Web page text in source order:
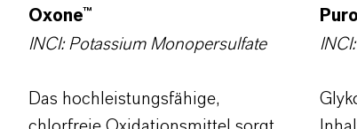
Oxone™
INCI: Potassium Monopersulfate
Das hochleistungsfähige,